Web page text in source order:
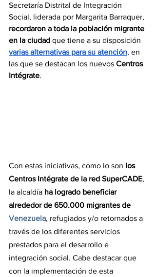
Secretaría Distrital de Integración
Social, liderada por Margarita Barraquer,
recordaron a toda la población migrante
en la ciudad que tiene a su disposición
varias alternativas para su atención, en
las que se destacan los nuevos Centros
Intégrate.
Con estas iniciativas, como lo son los
Centros Intégrate de la red SuperCADE,
la alcaldía ha logrado beneficiar
alrededor de 650.000 migrantes de
Venezuela, refugiados y/o retornados a
través de los diferentes servicios
prestados para el desarrollo e
integración social. Cabe destacar que
con la implementación de esta